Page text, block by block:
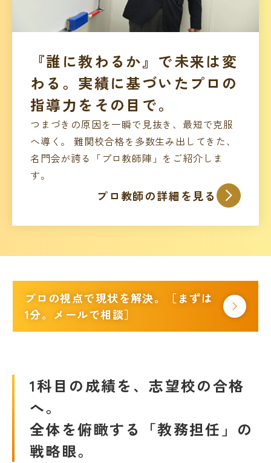
『誰に教わるか』で未来は変
わる。実績に基づいたプロの
指導力をその目で。
つまづきの原因を一瞬で見抜き、最短で克服
へ導く。 難関校合格を多数生み出してきた、
名門会が誇る「プロ教師陣」をご紹介しま
す。
プロ教師の詳細を見る
プロの視点で現状を解決。［まずは
1分。メールで相談］
1科目の成績を、志望校の合格
へ。
全体を俯瞰する「教務担任」の
戦略眼。